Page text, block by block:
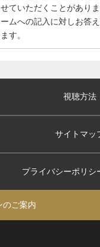
ていただくことがあり
ムへの記入に対しお答
す。
視聴方法
サイトマッ
プライバシーポリシ
のご案内